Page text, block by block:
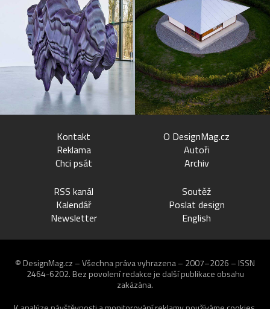
Kontakt
Reklama
Chci psát
O DesignMag.cz
Autoři
Archiv
RSS kanál
Kalendář
Newsletter
Soutěž
Poslat design
English
© DesignMag.cz – Všechna práva vyhrazena – 2007–2026 – ISSN
2464-6202. Bez povolení redakce je další publikace obsahu
zakázána.